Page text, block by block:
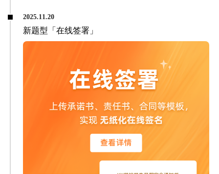
2025.11.20
新题型「在线签署」